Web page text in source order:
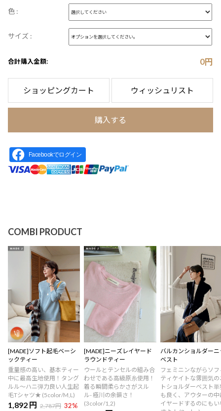
色 :
サイズ :
合計購入金額: 0円
ショッピングカート ウィッシュリスト
購入する
Facebookでログイン
COMBI PRODUCT
[MADE]ソフト起毛ベーシ
ックティー
重量感の高い、基本ティー
中に最高生地使用！タング
ルル～ハニ弾力良い人生起
毛Tシャツ★ (5color/M,L)
1,892 円 2,787円 32%
[MADE]ニーズレイヤード
ラウンドティー
ウールとテンセルの組み合
わせである高級原糸使用！
着る瞬間柔らかさがスル
ル- 極川の余韻さ！
(3color/1,2)
バルカンショルダーニ
ベスト
フェミニンながらソフ
ティケイトな雰囲気の
トショルダーベスト単
も良く、アウターの中
イヤードするのにもい